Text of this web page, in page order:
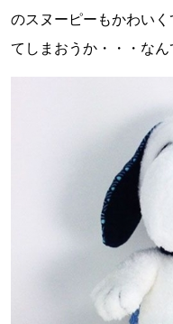
のスヌーピーもかわい
てしまおうか・・・なん